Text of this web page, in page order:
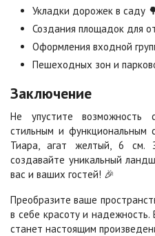
Черная
Цена по запросу
Яшма
Цена по запросу
Укладки дорожек в саду
Создания площадок для
Оформления входной
Пешеходных зон и
Заключение
Не упустите возможность
стильным и функциональным
Тиара, агат желтый, 6 см.
создавайте уникальный
вас и ваших гостей! 🎉
Преобразите ваше
в себе красоту и
станет настоящим